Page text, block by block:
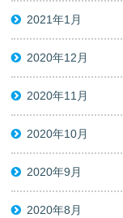
2021年1月
2020年12月
2020年11月
2020年10月
2020年9月
2020年8月